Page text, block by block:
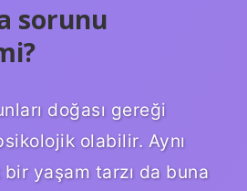
sorunu
doğası gereği
olabilir. Aynı
yaşam tarzı da buna